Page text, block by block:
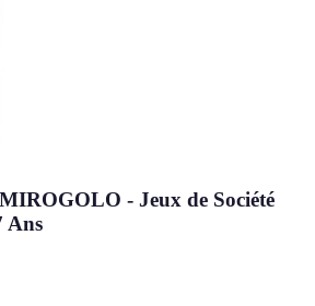
- Jeux de Société
Ans